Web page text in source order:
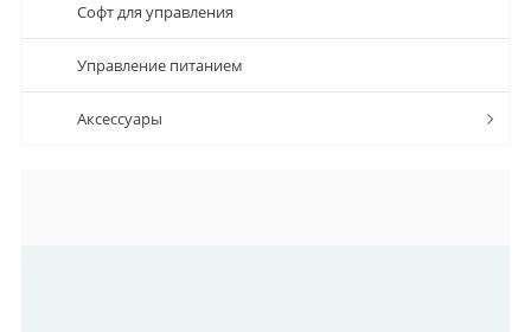
Софт для управления
Управление питанием
Аксессуары